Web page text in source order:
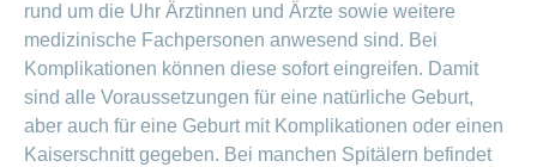
rund um die Uhr Ärztinnen und Ärzte sowie weitere
medizinische Fachpersonen anwesend sind. Bei
Komplikationen können diese sofort eingreifen. Damit
sind alle Voraussetzungen für eine natürliche Geburt,
aber auch für eine Geburt mit Komplikationen oder einen
Kaiserschnitt gegeben. Bei manchen Spitälern befindet